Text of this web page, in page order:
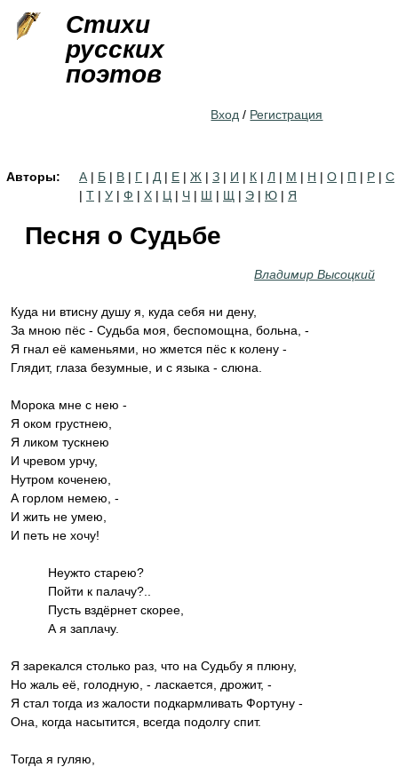
Стихи
русских
поэтов
Вход / Регистрация
Авторы: А | Б | В | Г | Д | Е | Ж | З | И | К | Л | М | Н | О | П | Р | С
| Т | У | Ф | Х | Ц | Ч | Ш | Щ | Э | Ю | Я
Песня о Судьбе
Владимир Высоцкий
Куда ни втисну душу я, куда себя ни дену,
За мною пёс - Судьба моя, беспомощна, больна, -
Я гнал её каменьями, но жмется пёс к колену -
Глядит, глаза безумные, и с языка - слюна.
Морока мне с нею -
Я оком грустнею,
Я ликом тускнею
И чревом урчу,
Нутром коченею,
А горлом немею, -
И жить не умею,
И петь не хочу!
Неужто старею?
Пойти к палачу?..
Пусть вздёрнет скорее,
А я заплачу.
Я зарекался столько раз, что на Судьбу я плюну,
Но жаль её, голодную, - ласкается, дрожит, -
Я стал тогда из жалости подкармливать Фортуну -
Она, когда насытится, всегда подолгу спит.
Тогда я гуляю,